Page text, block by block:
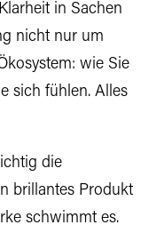
in Sachen
nicht nur um
wie Sie
sich fühlen. Alles
die
brillantes Produkt
schwimmt es.